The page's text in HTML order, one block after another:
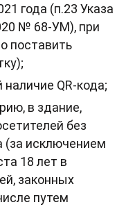
года (п.23 Указа
№ 68-УМ), при
поставить
QR-кода;
в здание,
без
(за исключением
18 лет в
законных
путем